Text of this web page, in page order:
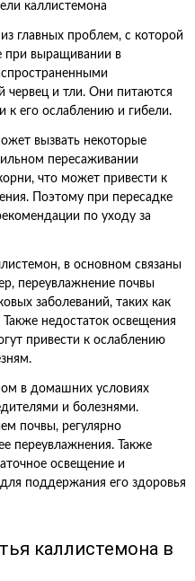
главных проблем, с которой
при выращивании в
червец и тли. Они питаются
к его ослаблению и гибели.
вызвать некоторые
пересаживании
что может привести к
Поэтому при пересадке
по уходу за
в основном связаны
переувлажнение почвы
заболеваний, таких как
недостаток освещения
привести к ослаблению
в домашних условиях
и болезнями.
почвы, регулярно
переувлажнения. Также
освещение и
поддержания его здоровья
каллистемона в